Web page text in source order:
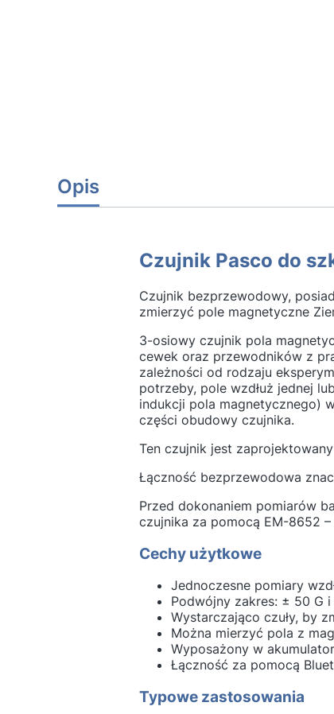
Opis
Czujnik Pasco do
Czujnik bezprzewodowy,
zmierzyć pole magnetyczne
3-osiowy czujnik pola
cewek oraz przewodników z
zależności od rodzaju
potrzeby, pole wzdłuż jednej
indukcji pola magnetycznego)
części obudowy czujnika.
Ten czujnik jest
Łączność bezprzewodowa
Przed dokonaniem pomiarów
czujnika za pomocą EM-8652
Cechy użytkowe
Jednoczesne pomiary
Podwójny zakres: ± 50 G i
Wystarczająco czuły, by
Można mierzyć pola z
Wyposażony w
Łączność za pomocą
Typowe zastosowania